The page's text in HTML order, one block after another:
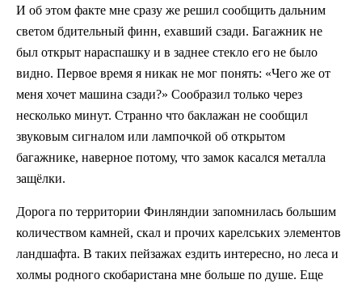
И об этом факте мне сразу же решил сообщить дальним
светом бдительный финн, ехавший сзади. Багажник не
был открыт нараспашку и в заднее стекло его не было
видно. Первое время я никак не мог понять: «Чего же от
меня хочет машина сзади?» Сообразил только через
несколько минут. Странно что баклажан не сообщил
звуковым сигналом или лампочкой об открытом
багажнике, наверное потому, что замок касался металла
защёлки.
Дорога по территории Финляндии запомнилась большим
количеством камней, скал и прочих карелських элементов
ландшафта. В таких пейзажах ездить интересно, но леса и
холмы родного скобаристана мне больше по душе. Еще